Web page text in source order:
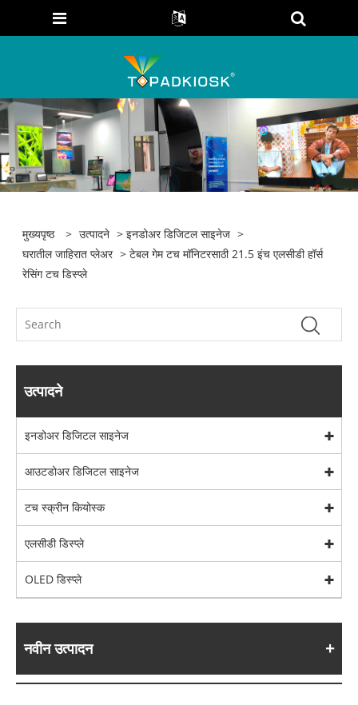
मुख्यपृष्ठ > उत्पादने >इनडोअर डिजिटल साइनेज >
घरातील जाहिरात प्लेअर > टेबल गेम टच मॉनिटरसाठी 21.5 इंच एलसीडी हॉर्स
रेसिंग टच डिस्प्ले
उत्पादने
इनडोअर डिजिटल साइनेज
आउटडोअर डिजिटल साइनेज
टच स्क्रीन कियोस्क
एलसीडी डिस्प्ले
OLED डिस्प्ले
नवीन उत्पादन